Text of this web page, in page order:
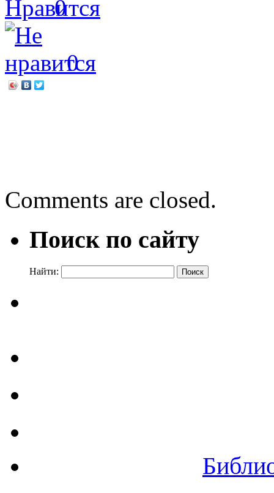
0
0
Comments are closed.
Поиск по сайту
Найти: